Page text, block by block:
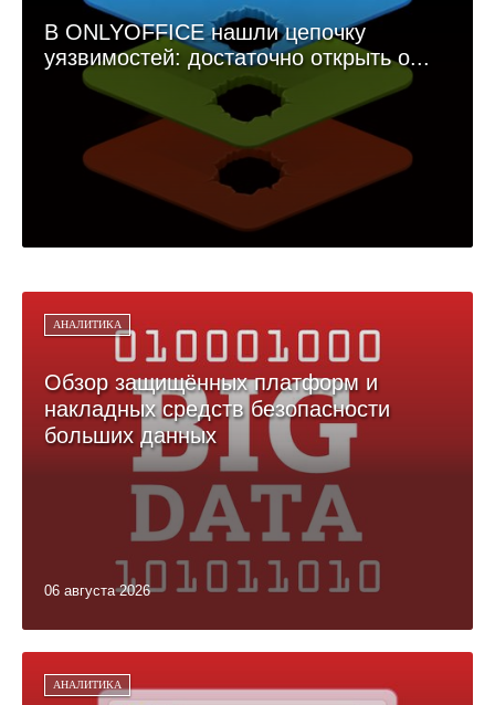
В ONLYOFFICE нашли цепочку
уязвимостей: достаточно открыть о...
АНАЛИТИКА
Обзор защищённых платформ и
накладных средств безопасности
больших данных
06 августа 2026
АНАЛИТИКА